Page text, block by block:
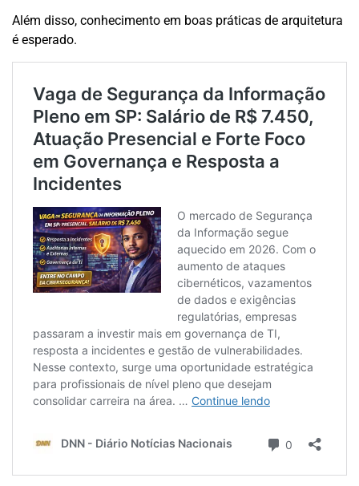
Além disso, conhecimento em boas práticas de arquitetura
é esperado.